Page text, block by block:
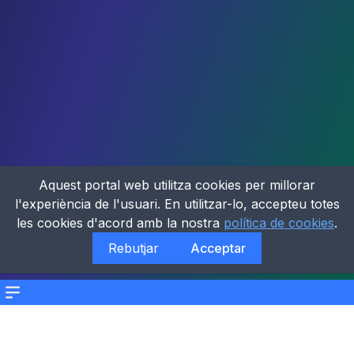
Menu
Aquest portal web utilitza cookies per millorar
l'experiència de l'usuari. En utilitzar-lo, accepteu totes
les cookies d'acord amb la nostra política de cookies.
Rebutjar
Acceptar